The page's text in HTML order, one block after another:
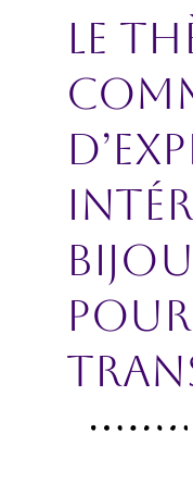
Le